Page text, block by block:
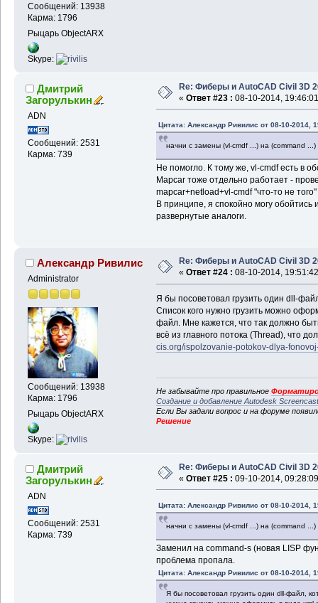
Сообщений: 13938
Карма: 1796
Рыцарь ObjectARX
Skype:
Дмитрий
Загорулькин
ADN
Сообщений: 2531
Карма: 739
Re: Фиберы и AutoCAD Civil 3D
« Ответ #23 : 08-10-2014,
Цитата: Александр Ривилис от 08-10-2014,
начни с замены (vl-cmdf ...) на (command ...)
Не помогло. К тому же, vl-cmdf есть в
Mapcar тоже отдельно работает -
mapcar+netload+vl-cmdf "что-то не
В принципе, я спокойно могу обойтись
развернутые аналоги.
Александр Ривилис
Administrator
Сообщений: 13938
Карма: 1796
Рыцарь ObjectARX
Skype:
Re: Фиберы и AutoCAD Civil 3D
« Ответ #24 : 08-10-2014,
Я бы посоветовал грузить один dll-
Список кого нужно грузить можно
файл. Мне кажется, что так должно
всё из главного потока (Thread), что
cis.org/ispolzovanie-potokov-dlya-
Не забывайте про правильное
Создание и добавление Autodesk
Если Вы задали вопрос и на форуме
Решение
Дмитрий
Загорулькин
ADN
Сообщений: 2531
Карма: 739
Re: Фиберы и AutoCAD Civil 3D
« Ответ #25 : 09-10-2014,
Цитата: Александр Ривилис от 08-10-2014,
начни с замены (vl-cmdf ...) на (command ...)
Заменил на command-s (новая LISP
проблема пропала.
Цитата: Александр Ривилис от 08-10-2014,
Я бы посоветовал грузить один dll-файл,